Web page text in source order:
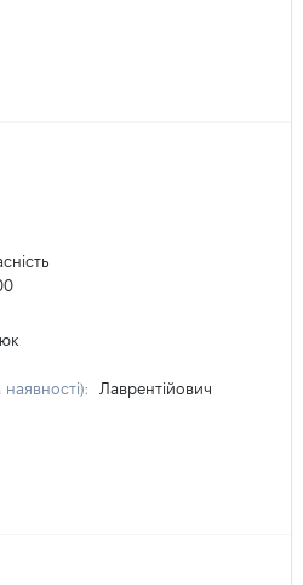
наявності):
Лаврентійович